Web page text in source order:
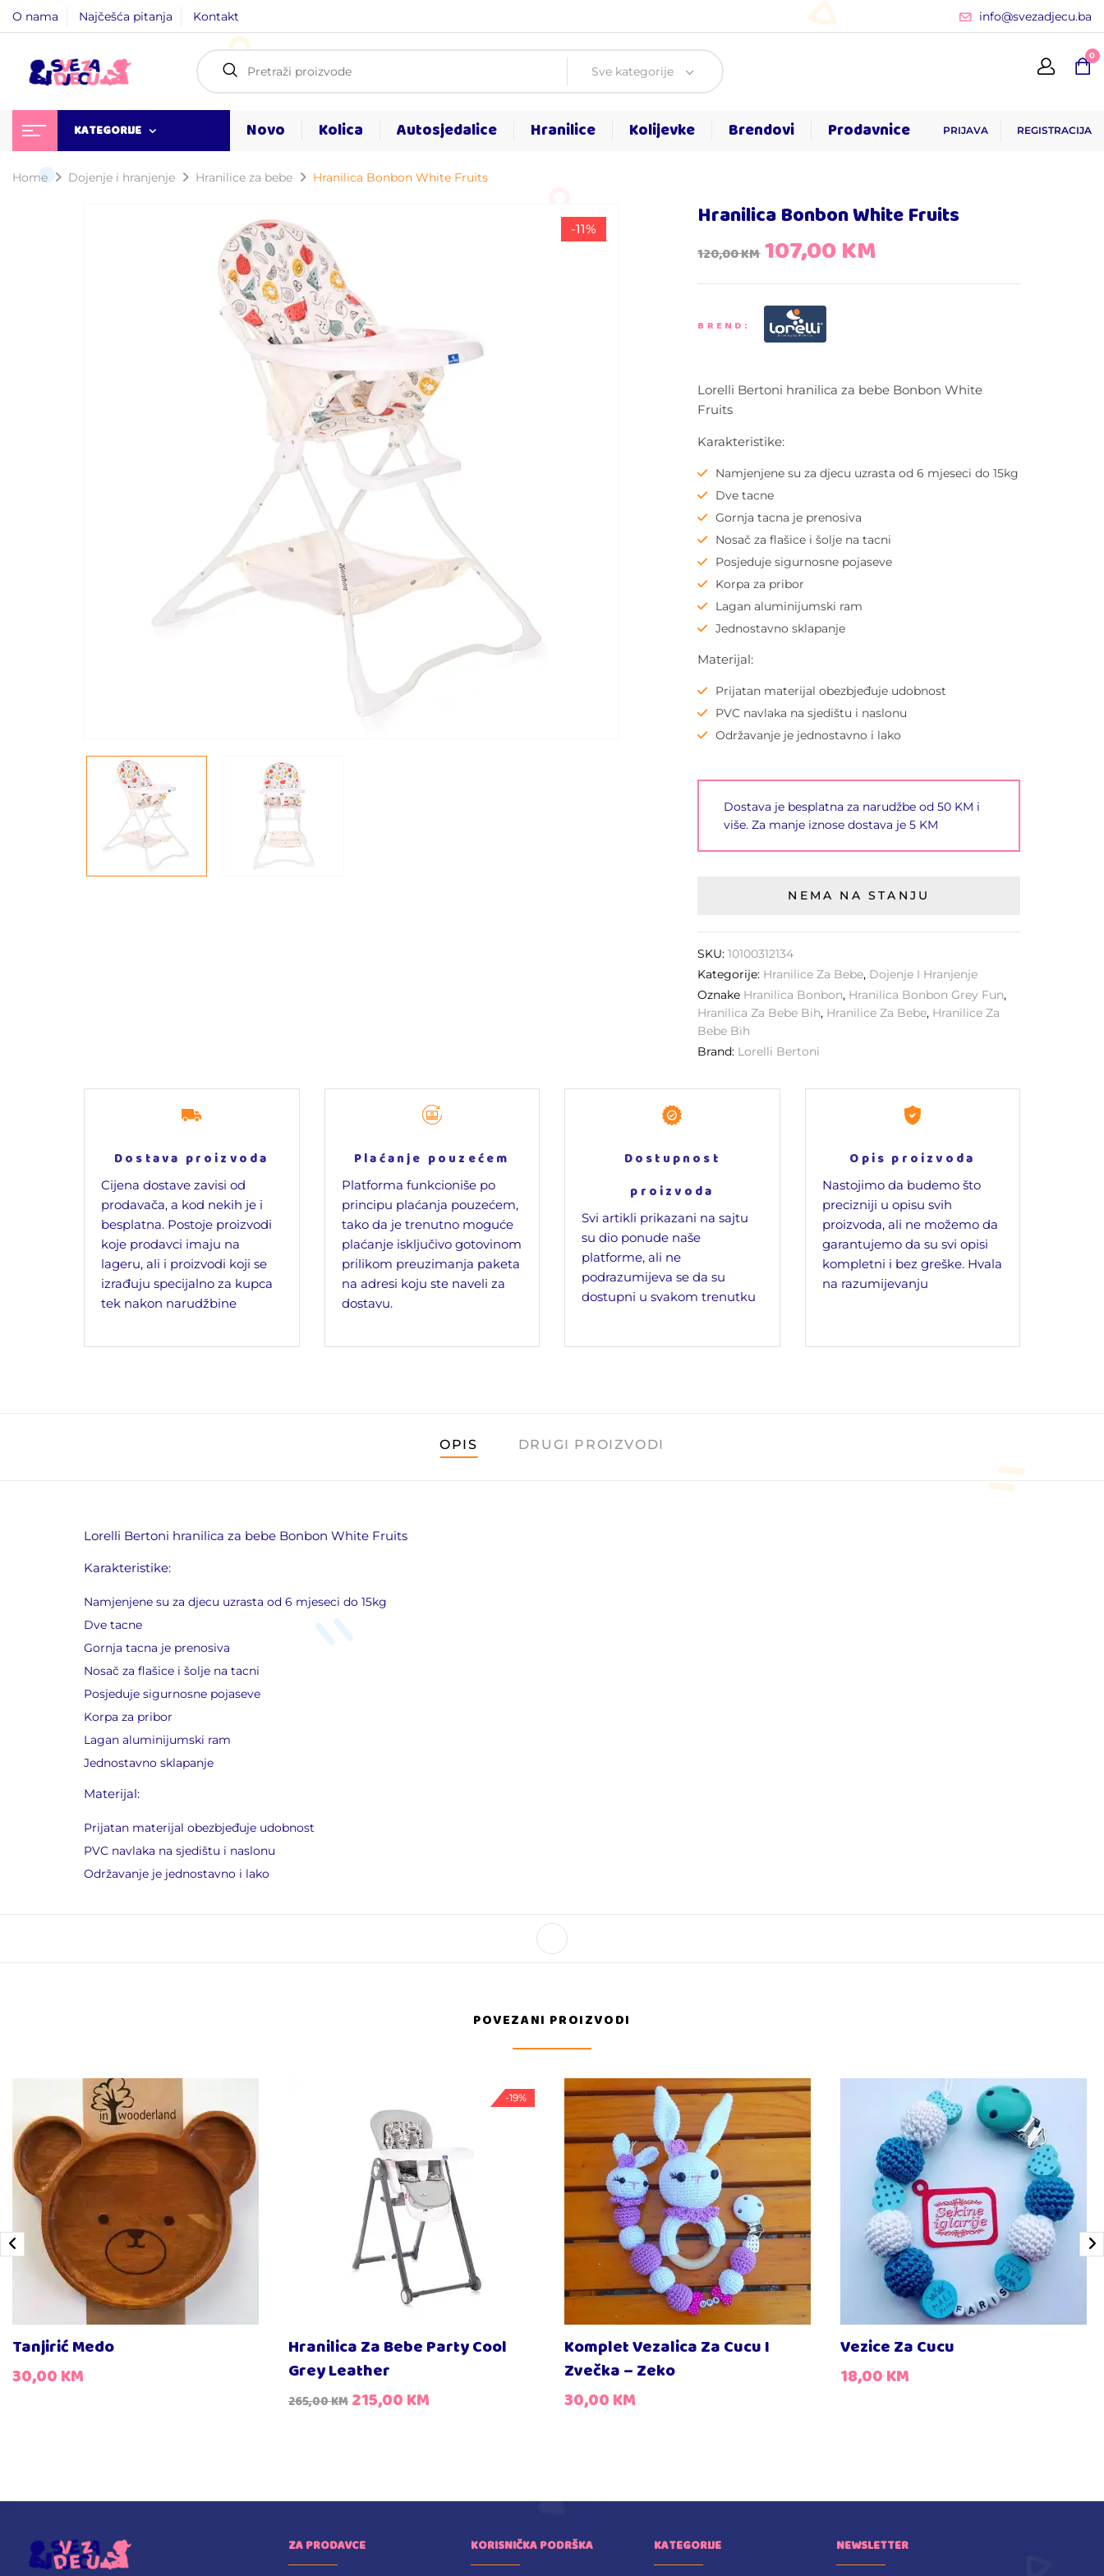
O nama Najčešća pitanja Kontakt info@svezadjecu.ba
Sve kategorije
0
KATEGORIJE Novo Kolica Autosjedalice Hranilice Kolijevke Brendovi Prodavnice PRIJAVA REGISTRACIJA
Home Dojenje i hranjenje Hranilice za bebe Hranilica Bonbon White Fruits
-11% Hranilica Bonbon White Fruits
120,00KM 107,00KM
BREND:
Lorelli Bertoni hranilica za bebe Bonbon White
Fruits
Karakteristike:
Namjenjene su za djecu uzrasta od 6 mjeseci do 15kg
Dve tacne
Gornja tacna je prenosiva
Nosač za flašice i šolje na tacni
Posjeduje sigurnosne pojaseve
Korpa za pribor
Lagan aluminijumski ram
Jednostavno sklapanje
Materijal:
Prijatan materijal obezbjeđuje udobnost
PVC navlaka na sjedištu i naslonu
Održavanje je jednostavno i lako
Dostava je besplatna za narudžbe od 50 KM i
više. Za manje iznose dostava je 5 KM
NEMA NA STANJU
SKU:10100312134
Kategorije: Hranilice Za Bebe, Dojenje I Hranjenje
Oznake Hranilica Bonbon, Hranilica Bonbon Grey Fun,
Hranilica Za Bebe Bih, Hranilice Za Bebe, Hranilice Za
Bebe Bih
Brand: Lorelli Bertoni
Dostava proizvoda
Cijena dostave zavisi od
prodavača, a kod nekih je i
besplatna. Postoje proizvodi
koje prodavci imaju na
lageru, ali i proizvodi koji se
izrađuju specijalno za kupca
tek nakon narudžbine
Plaćanje pouzećem
Platforma funkcioniše po
principu plaćanja pouzećem,
tako da je trenutno moguće
plaćanje isključivo gotovinom
prilikom preuzimanja paketa
na adresi koju ste naveli za
dostavu.
Dostupnost
proizvoda
Svi artikli prikazani na sajtu
su dio ponude naše
platforme, ali ne
podrazumijeva se da su
dostupni u svakom trenutku
Opis proizvoda
Nastojimo da budemo što
precizniji u opisu svih
proizvoda, ali ne možemo da
garantujemo da su svi opisi
kompletni i bez greške. Hvala
na razumijevanju
OPIS DRUGI PROIZVODI
Lorelli Bertoni hranilica za bebe Bonbon White Fruits
Karakteristike:
Namjenjene su za djecu uzrasta od 6 mjeseci do 15kg
Dve tacne
Gornja tacna je prenosiva
Nosač za flašice i šolje na tacni
Posjeduje sigurnosne pojaseve
Korpa za pribor
Lagan aluminijumski ram
Jednostavno sklapanje
Materijal:
Prijatan materijal obezbjeđuje udobnost
PVC navlaka na sjedištu i naslonu
Održavanje je jednostavno i lako
POVEZANI PROIZVODI
Drveni escajg za djevojčice 15,00 KM
Drveni escajg za dječake KM
Tanjirić Medo
30,00KM
-19%
Hranilica Za Bebe Party Cool
Grey Leather
265,00KM 215,00KM
Komplet Vezalica Za Cucu I
Zvečka – Zeko
30,00KM
Vezice Za Cucu
18,00KM
ZA PRODAVCE KORISNIČKA PODRŠKA KATEGORIJE NEWSLETTER